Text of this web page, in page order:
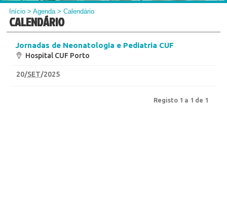
Início >Agenda> Calendário
CALENDÁRIO
Jornadas de Neonatologia e Pediatria CUF
Hospital CUF Porto
20/SET/2025
Registo 1 a 1 de 1